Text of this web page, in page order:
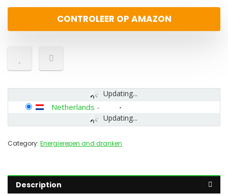
CONTROLEER OP AMAZON
Updating...
Updating...
Netherlands -
Category: Energierepen and dranken
Description